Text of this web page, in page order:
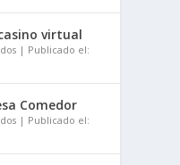
virtual
Publicado el:
Comedor
Publicado el: